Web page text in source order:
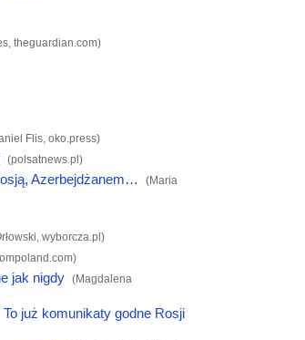
theguardian.com)
Flis, oko.press)
(polsatnews.pl)
Azerbejdżanem…
(Maria
wyborcza.pl)
)
jak nigdy (Magdalena
już komunikaty godne Rosji